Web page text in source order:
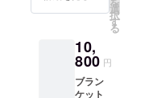
かんサ
まし
た。細
かな泡
とすっ
はじめ
て伊藤
彩の世
界に触
ちは無
くなり
ます
が、色
ジュ
レ】2箱
100％
ピュア
ジュー
ス
選
択
す
る
10,
800 円
ブラン
ケット